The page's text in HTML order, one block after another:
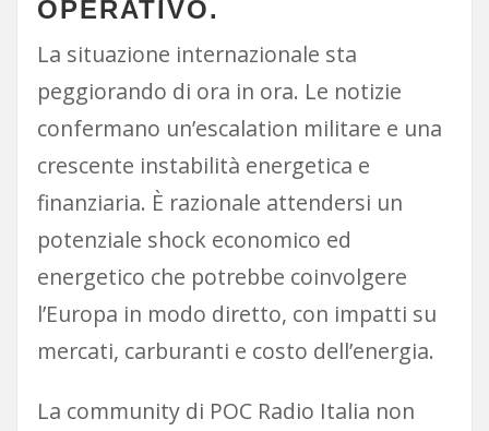
OPERATIVO.
La situazione internazionale sta
peggiorando di ora in ora. Le notizie
confermano un’escalation militare e una
crescente instabilità energetica e
finanziaria. È razionale attendersi un
potenziale shock economico ed
energetico che potrebbe coinvolgere
l’Europa in modo diretto, con impatti su
mercati, carburanti e costo dell’energia.
La community di POC Radio Italia non